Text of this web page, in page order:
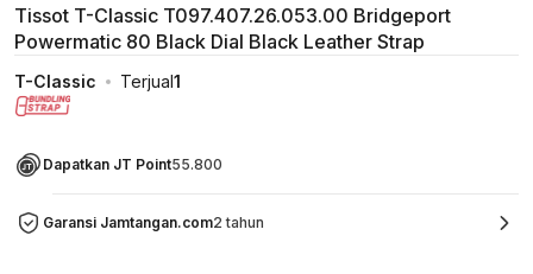
Tissot T-Classic T097.407.26.053.00 Bridgeport
Powermatic 80 Black Dial Black Leather Strap
T-Classic Terjual1
Dapatkan JT Point55.800
Garansi Jamtangan.com2 tahun